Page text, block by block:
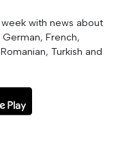
with news about
French,
Turkish and